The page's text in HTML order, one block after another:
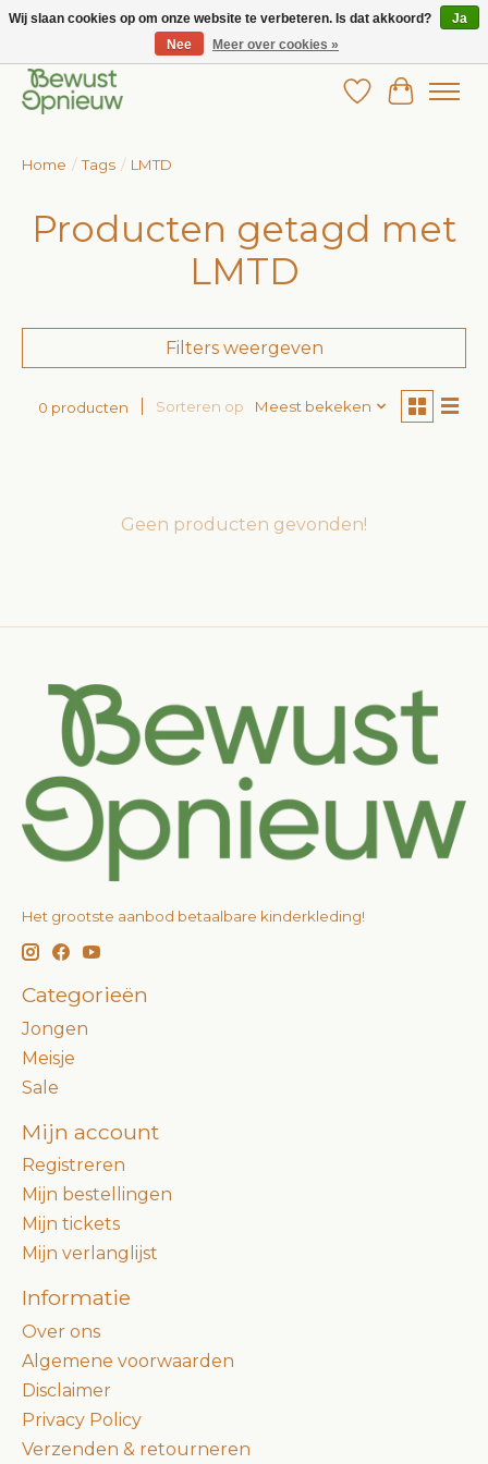
Wij bieden het grootste aanbod in betaalbare kinderkleding!
Verlanglijst
Home / Tags / LMTD
Producten getagd met
LMTD
Filters weergeven
0 producten Sorteren op Meest bekeken
Geen producten gevonden!
Het grootste aanbod betaalbare kinderkleding!
Categorieën
Jongen
Meisje
Sale
Mijn account
Registreren
Mijn bestellingen
Mijn tickets
Mijn verlanglijst
Informatie
Over ons
Algemene voorwaarden
Disclaimer
Privacy Policy
Verzenden & retourneren
Wij slaan cookies op om onze website te verbeteren. Is dat akkoord?
Ja
Nee
Meer over cookies »